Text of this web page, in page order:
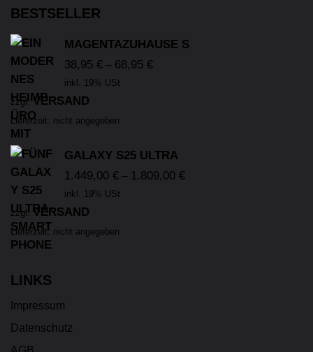
BESTSELLER
MAGENTAZUHAUSE S
38,95 € – 68,95 €
inkl. 19% USt
zzgl.VERSAND
Lieferzeit: nicht angegeben
GALAXY S25 ULTRA
1.449,00 € – 1.809,00 €
inkl. 19% USt
zzgl. VERSAND
Lieferzeit: nicht angegeben
LINKS
Impressum
Datenschutz